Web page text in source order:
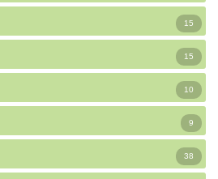
15
15
10
9
38